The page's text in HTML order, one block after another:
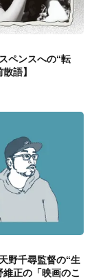
ペンスへの“転
語】
野千尋監督の“生
正の「映画のこ